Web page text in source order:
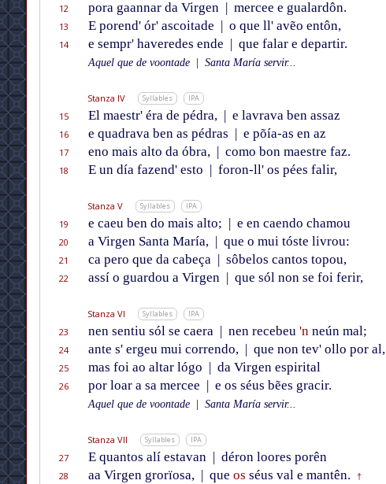
12
pora gaannar da Virgen | mercee e gualardôn.
13
E porend' ór' ascoitade | o que ll' avẽo entôn,
14
e sempr' haveredes ende | que falar e departir.
Aquel que de voontade
Santa María servir...
Stanza IV Syllables IPA
15 El maestr' éra de pédra, | e lavrava ben assaz
16
e quadrava ben as pédras | e põía-as en az
17
eno mais alto da óbra, | como bon maestre faz.
18
E un día fazend' esto | foron-ll' os pées falir,
Stanza V Syllables IPA
19 e caeu ben do mais alto; | e en caendo chamou
20
a Virgen Santa María, | que o mui tóste livrou:
21
ca pero que da cabeça | sôbelos cantos topou,
22
assí o guardou a Virgen | que sól non se foi ferir,
Stanza VI Syllables IPA
23 nen sentiu sól se caera | nen recebeu 'nneún mal;
24
ante s' ergeu mui correndo, | que non tev' ollo por al,
25
mas foi ao altar lógo | da Virgen espirital
26
por loar a sa mercee | e os séus bẽes gracir.
Aquel que de voontade
Santa María servir...
Stanza VII Syllables IPA
27 E quantos alí estavan | déron loores porên
28
aa Virgen grorïosa, | que os séus val e mantên. †